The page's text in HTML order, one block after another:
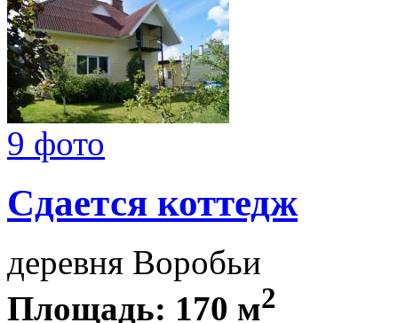
9 фото
Сдается коттедж
деревня Воробьи
Площадь: 170 м2